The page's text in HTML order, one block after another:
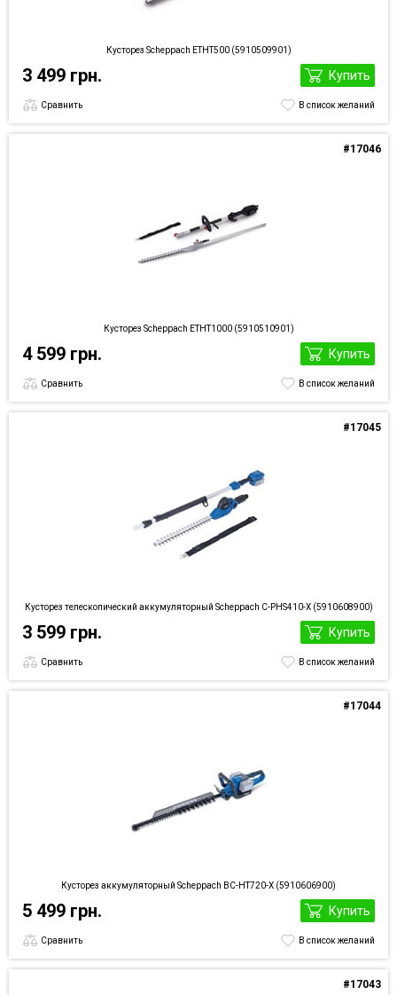
Кусторез Scheppach ETHT500 (5910509901)
3 499 грн. Купить
Сравнить В список желаний
Кусторез Scheppach ETHT1000 (5910510901)
#17046
4 599 грн. Купить
Сравнить В список желаний
Кусторез телескопический аккумуляторный Scheppach C-PHS410-X (5910608900)
#17045
3 599 грн. Купить
Сравнить В список желаний
Кусторез аккумуляторный Scheppach BC-HT720-X (5910606900)
#17044
5 499 грн. Купить
Сравнить В список желаний
#17043